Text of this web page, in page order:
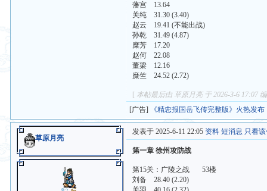
藩宫 13.64
关纯 31.30 (3.40)
赵云 19.41 (不能出战)
孙乾 31.49 (4.87)
糜芳 17.20
赵何 22.08
董梁 12.16
糜竺 24.52 (2.72)
[ 本帖最后由 草原月亮 于 2026-3-6 17:07
[广告]
《精忠报国岳飞传完整版》火热发布
草原月亮
发表于 2025-6-11 22:05 资料 短消息 只看
第一章 徐州攻防战
第15关：广陵之战 53楼
刘备 28.40 (2.20)